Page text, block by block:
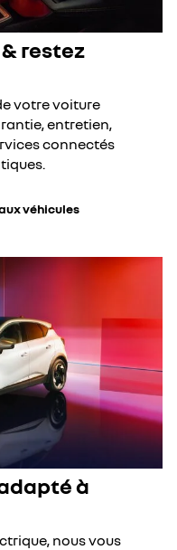
restez
votre voiture
entretien,
connectés
véhicules
à
nous vous